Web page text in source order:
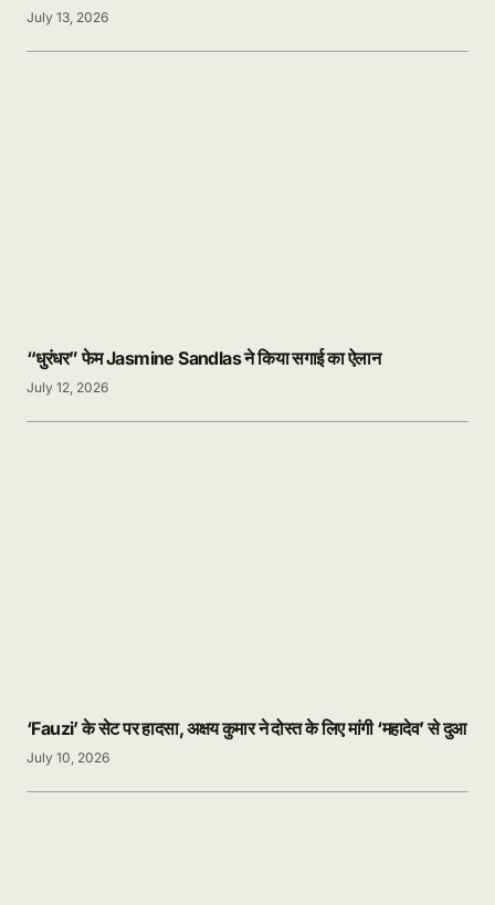
July 13, 2026
“धुरंधर” फेम Jasmine Sandlas ने किया सगाई का ऐलान
July 12, 2026
‘Fauzi’ के सेट पर हादसा, अक्षय कुमार ने दोस्त के लिए मांगी ‘महादेव’ से दुआ
July 10, 2026